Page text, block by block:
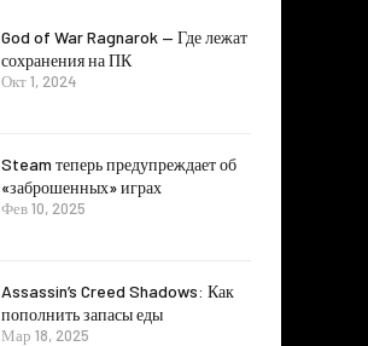
God of War Ragnarok — Где лежат
сохранения на ПК
Окт 1, 2024
Steam теперь предупреждает об
«заброшенных» играх
Фев 10, 2025
Assassin’s Creed Shadows: Как
пополнить запасы еды
Мар 18, 2025